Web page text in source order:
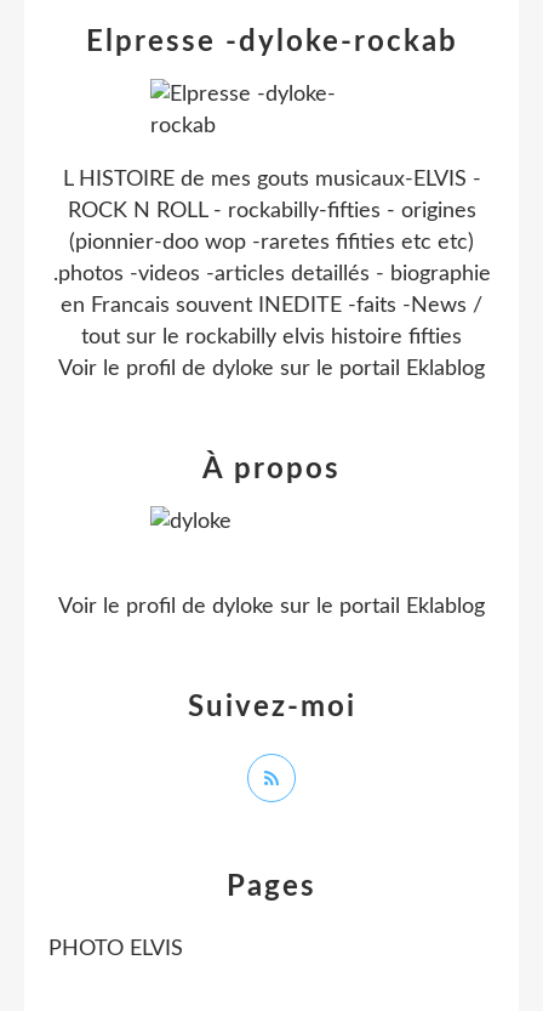
Pages
PHOTO ELVIS
Elpresse -dyloke-rockab
L HISTOIRE de mes gouts musicaux-ELVIS -
ROCK N ROLL - rockabilly-fifties - origines
(pionnier-doo wop -raretes fifities etc etc)
.photos -videos -articles detaillés - biographie
en Francais souvent INEDITE -faits -News /
tout sur le rockabilly elvis histoire fifties
Voir le profil de dyloke sur le portail Eklablog
Suivez-moi
À propos
Voir le profil de dyloke sur le portail Eklablog